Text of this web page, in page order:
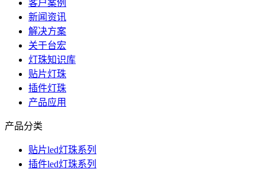
客户案例
新闻资讯
解决方案
关于台宏
灯珠知识库
贴片灯珠
插件灯珠
产品应用
产品分类
贴片led灯珠系列
插件led灯珠系列